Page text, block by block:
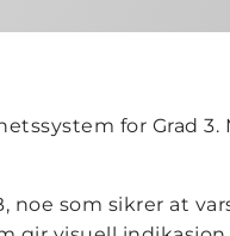
for Grad
noe som sikrer at